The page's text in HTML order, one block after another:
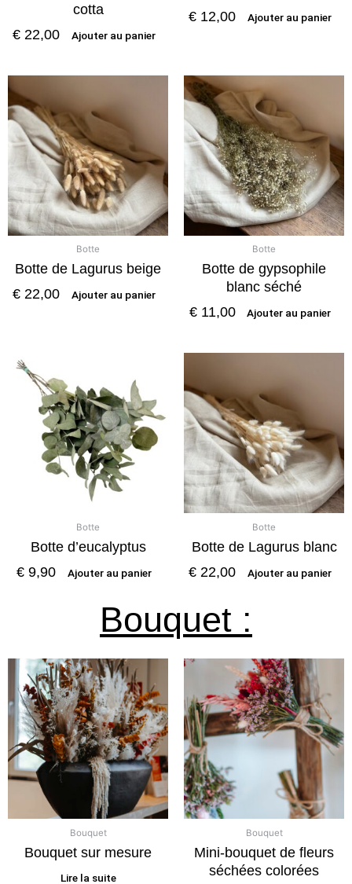
cotta
€ 22,00 Ajouter au panier
€ 12,00 Ajouter au panier
Botte
Botte de Lagurus beige
€ 22,00 Ajouter au panier
Botte
Botte de gypsophile
blanc séché
€11,00 Ajouter au panier
Botte
Botte d’eucalyptus
€ 9,90 Ajouter au panier
Botte
Botte de Lagurus blanc
€ 22,00 Ajouter au panier
Bouquet :
Bouquet
Bouquet sur mesure
Lire la suite
Bouquet
Mini-bouquet de fleurs
séchées colorées